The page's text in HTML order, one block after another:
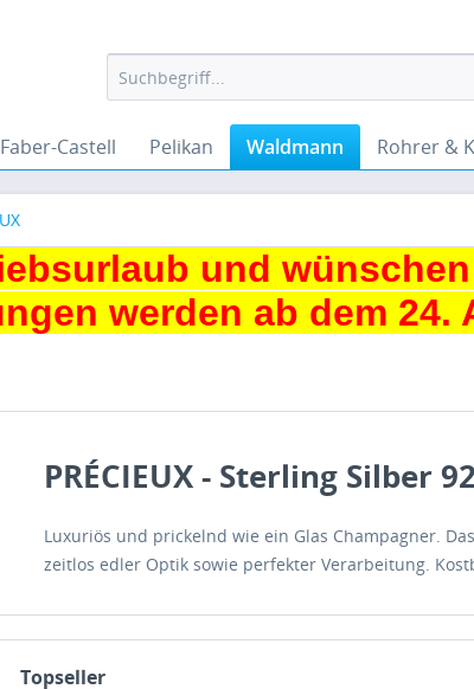
Faber-Castell Pelikan Waldmann Rohrer &
und
werden ab dem 24.
PRÉCIEUX - Sterling Silber
Luxuriös und prickelnd wie ein Glas Champagner.
zeitlos edler Optik sowie perfekter Verarbeitung.
Topseller